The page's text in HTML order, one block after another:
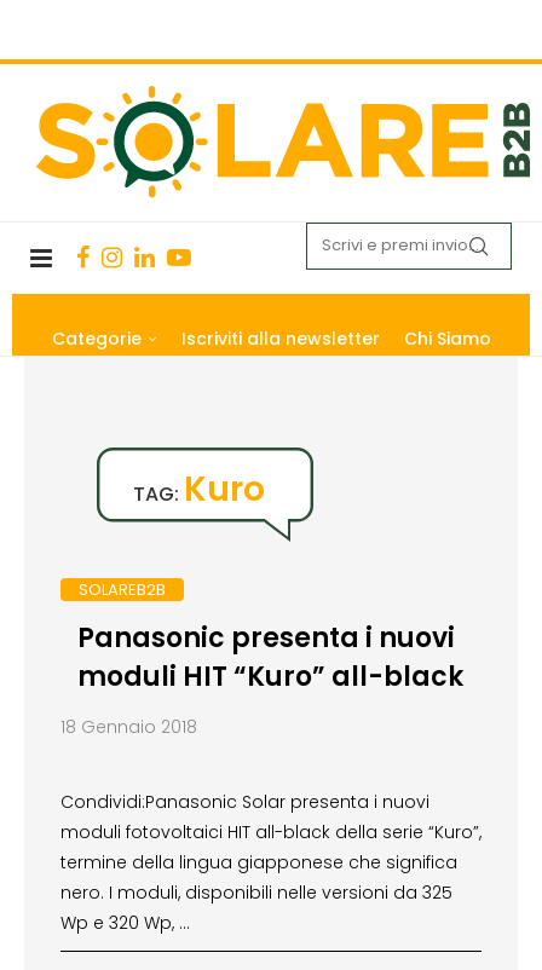
Categorie Iscriviti alla newsletter Chi Siamo
TAG: Kuro
SOLAREB2B
Panasonic presenta i nuovi
moduli HIT “Kuro” all-black
18 Gennaio 2018
Condividi:Panasonic Solar presenta i nuovi
moduli fotovoltaici HIT all-black della serie “Kuro”,
termine della lingua giapponese che significa
nero. I moduli, disponibili nelle versioni da 325
Wp e 320 Wp, …